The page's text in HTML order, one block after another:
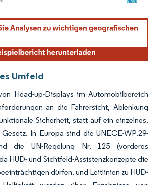
Wiederverwendung erfordert Namensnennung gemäß
Umfeld
Head-up-Displays im Automobilbereich
an die Fahrersicht, Ablenkung
Sicherheit, statt auf ein einzelnes,
Gesetz. In Europa sind die UNECE-WP.29-
die UN-Regelung Nr. 125 (vorderes
HUD- und Sichtfeld-Assistenzkonzepte die
dürfen, und Leitlinien zu HUD-